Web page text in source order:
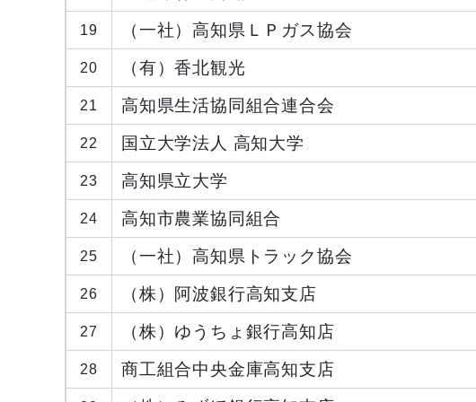
19 （一社）高知県ＬＰガス協会
20 （有）香北観光
21 高知県生活協同組合連合会
22 国立大学法人 高知大学
23 高知県立大学
24 高知市農業協同組合
25 （一社）高知県トラック協会
26 （株）阿波銀行高知支店
27 （株）ゆうちょ銀行高知店
28 商工組合中央金庫高知支店